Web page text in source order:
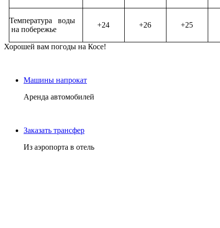
Температура воды
на побережье
+24 +26 +25
Хорошей вам погоды на Косе!
Машины напрокат
Аренда автомобилей
Заказать трансфер
Из аэропорта в отель